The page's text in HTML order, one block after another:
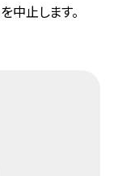
中止します。